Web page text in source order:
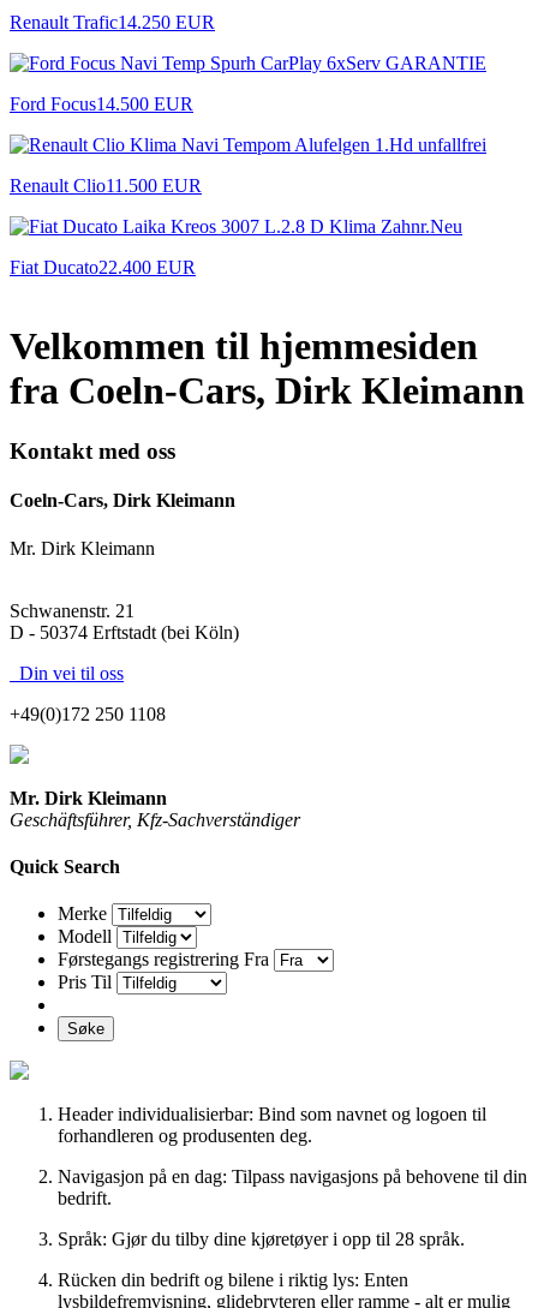
Renault Trafic14.250 EUR
Ford Focus14.500 EUR
Renault Clio11.500 EUR
Fiat Ducato22.400 EUR
Velkommen til hjemmesiden
fra Coeln-Cars, Dirk Kleimann
Kontakt med oss
Coeln-Cars, Dirk Kleimann
Mr. Dirk Kleimann
Schwanenstr. 21
D - 50374 Erftstadt (bei Köln)
Din vei til oss
+49(0)172 250 1108
Mr. Dirk Kleimann
Geschäftsführer, Kfz-Sachverständiger
Quick Search
Merke
Modell
Førstegangs registrering Fra
Pris Til
Søke
Header individualisierbar: Bind som navnet og logoen til
forhandleren og produsenten deg.
Navigasjon på en dag: Tilpass navigasjons på behovene til din
bedrift.
Språk: Gjør du tilby dine kjøretøyer i opp til 28 språk.
Rücken din bedrift og bilene i riktig lys: Enten
lysbildefremvisning, glidebryteren eller ramme - alt er mulig